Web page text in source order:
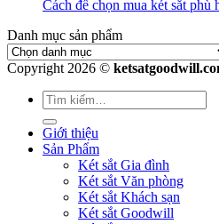
Cách để chọn mua két sắt phù
Danh mục sản phẩm
Copyright 2026 ©
Giới thiệu
Sản Phẩm
Két sắt Gia đình
Két sắt Văn phòng
Két sắt Khách sạn
Két sắt Goodwill